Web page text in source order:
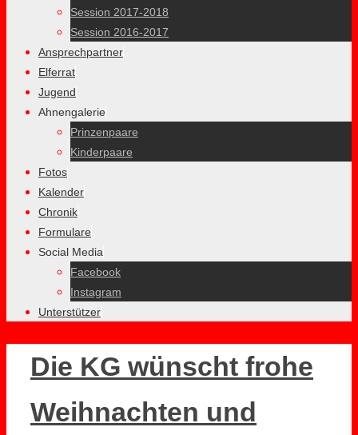
Session 2017-2018
Session 2016-2017
Ansprechpartner
Elferrat
Jugend
Ahnengalerie
Prinzenpaare
Kinderpaare
Fotos
Kalender
Chronik
Formulare
Social Media
Facebook
Instagram
Unterstützer
Die KG wünscht frohe
Weihnachten und